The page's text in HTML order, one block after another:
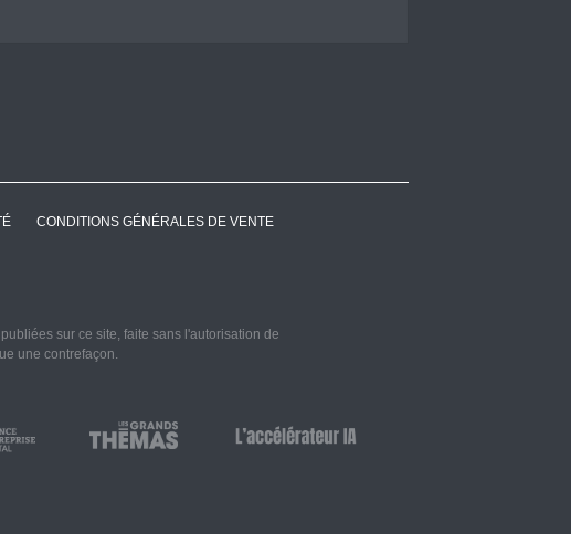
CONDITIONS GÉNÉRALES DE VENTE
sur ce site, faite sans l'autorisation de
une contrefaçon.